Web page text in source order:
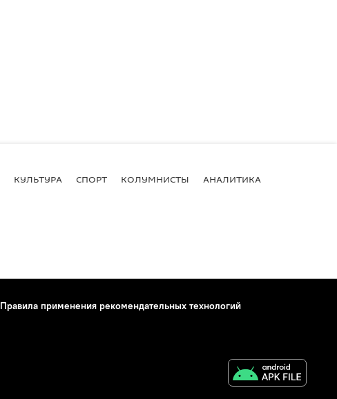
КУЛЬТУРА СПОРТ КОЛУМНИСТЫ АНАЛИТИКА
Правила применения рекомендательных технологий